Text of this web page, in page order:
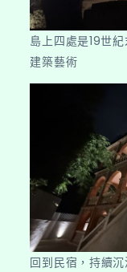
島上四處是19世
建築藝術
回到民宿，持續